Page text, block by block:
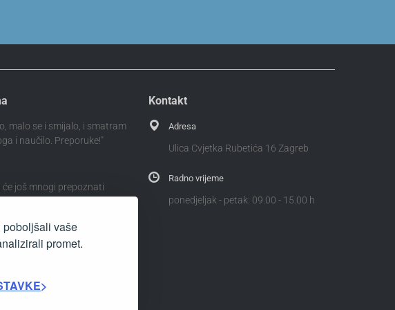
poboljšali vaše
promet.
malo se i smijalo, i smatram
i naučilo. Preporuke!"
će još mnogi prepoznati
Kontakt
Adresa
Ulica Cvjetka Rubetića 16 Zagreb
Radno vrijeme
ponedjeljak - petak: 09.00 - 15.00 h